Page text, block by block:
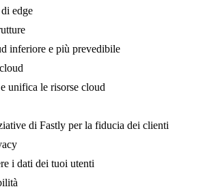
edge
inferiore e più prevedibile
unifica le risorse cloud
di Fastly per la fiducia dei clienti
i dati dei tuoi utenti